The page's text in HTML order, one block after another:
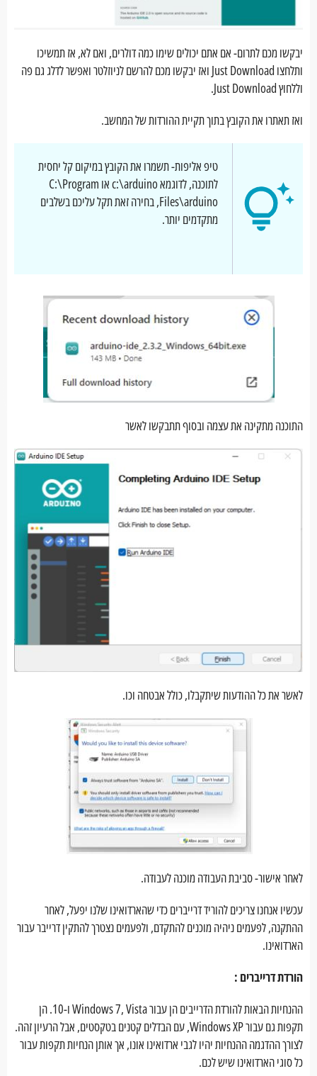
יבקשו מכם לתרום- אם אתם יכולים שימו כמה דולרים, ואם לא, אז תמשיכו
ותלחצו Just Download ואז יבקשו מכם להרשם לניוזלטר ואפשר לדלג גם פה
וללחוץ Just Download.
ואז תאתרו את הקובץ בתוך תקיית ההורדות של המחשב.
טיפ אליפות- תשמרו את הקובץ במיקום קל יחסית
לתוכנה, לדוגמא c:\arduino או C:\Program
Files\arduino, בחירה זאת תקל עליכם בשלבים
מתקדמים יותר.
התוכנה מתקינה את עצמה ובסוף תתבקשו לאשר
לאשר את כל ההודעות שיתקבלו, כולל אבטחה וכו.
לאחר אישור- סביבת העבודה מוכנה לעבודה.
עכשיו אנחנו צריכים להוריד דרייברים כדי שהארדואינו שלנו יפעל, לאחר
ההתקנה, לפעמים ניהיה מוכנים להתקדם, ולפעמים נצטרך להתקין דרייבר עבור
הארדואינו.
הורדת דרייברים :
ההנחיות הבאות להורדת הדרייבים הן עבור Windows 7, Vista ו-10. הן
תקפות גם עבור Windows XP, עם הבדלים קטנים בטקסטים, אבל הרעיון זהה.
לצורך ההדגמה ההנחיות יהיו לגבי ארדואינו אונו, אך אותן הנחיות תקפות עבור
כל סוגי הארדואינו שיש לכם.